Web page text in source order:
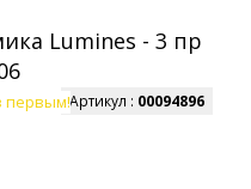
Lumines - 3 пр
первым!Артикул : 00094896